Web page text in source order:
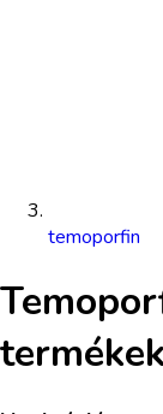
temoporfin
termékek